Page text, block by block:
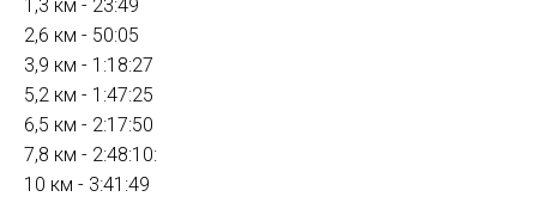
1,3 км - 23:49
2,6 км - 50:05
3,9 км - 1:18:27
5,2 км - 1:47:25
6,5 км - 2:17:50
7,8 км - 2:48:10:
10 км - 3:41:49